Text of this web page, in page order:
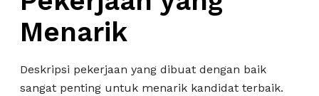
Menarik
Deskripsi pekerjaan yang dibuat dengan baik
sangat penting untuk menarik kandidat terbaik.